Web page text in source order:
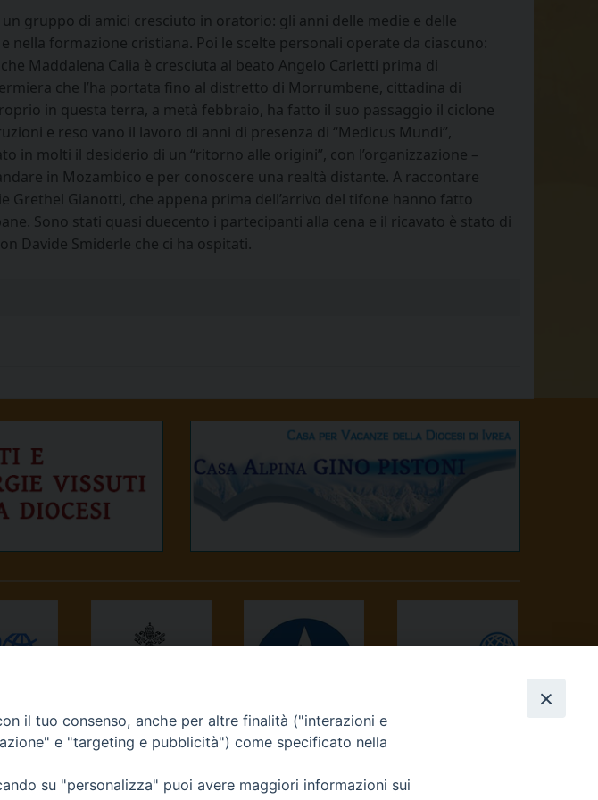
un gruppo di amici cresciuto in oratorio: gli anni delle medie e delle
nella formazione cristiana. Poi le scelte personali operate da ciascuno:
Maddalena Calia è cresciuta al beato Angelo Carletti prima di
che l’ha portata fino al distretto di Morrumbene, cittadina di
in questa terra, a metà febbraio, ha fatto il suo passaggio il ciclone
e reso vano il lavoro di anni di presenza di “Medicus Mundi”,
in molti il desiderio di un “ritorno alle origini”, con l’organizzazione –
in Mozambico e per conoscere una realtà distante. A raccontare
Grethel Gianotti, che appena prima dell’arrivo del tifone hanno fatto
Sono stati quasi duecento i partecipanti alla cena e il ricavato è stato di
Davide Smiderle che ci ha ospitati.
OSSERVATORE
ROMANO
AVVENIRE
il tuo consenso, anche per altre finalità ("interazioni e
e "targeting e pubblicità") come specificato nella
su "personalizza" puoi avere maggiori informazioni sui